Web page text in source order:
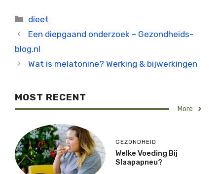
Categorieën
dieet
Een diepgaand onderzoek – Gezondheids-
blog.nl
Wat is melatonine? Werking & bijwerkingen
MOST RECENT
More
GEZONDHEID
Welke Voeding Bij
Slaapapneu?